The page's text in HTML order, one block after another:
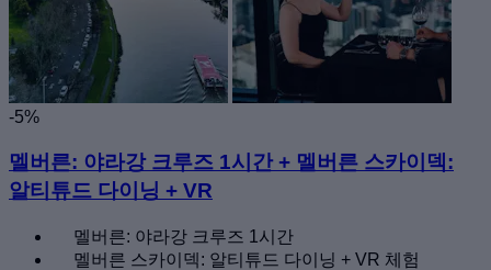
-5%
멜버른: 야라강 크루즈 1시간 + 멜버른 스카이덱:
알티튜드 다이닝 + VR
멜버른: 야라강 크루즈 1시간
멜버른 스카이덱: 알티튜드 다이닝 + VR 체험